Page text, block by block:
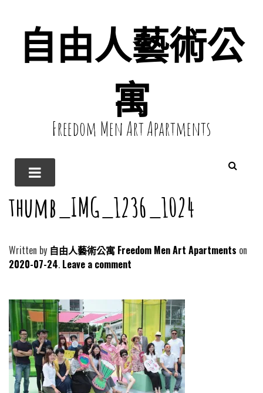
自由人藝術公
寓
Freedom Men Art Apartments
thumb_IMG_1236_1024
Written by 自由人藝術公寓 Freedom Men Art Apartments
2020-07-24 Leave a comment